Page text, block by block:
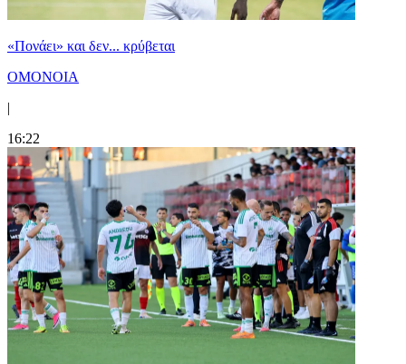
«Πονάει» και δεν... κρύβεται
ΟΜΟΝΟΙΑ
|
16:22